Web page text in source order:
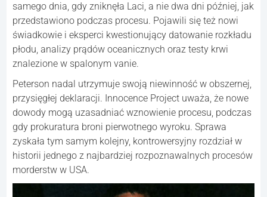
samego dnia, gdy zniknęła Laci, a nie dwa dni później, jak
przedstawiono podczas procesu. Pojawili się też nowi
świadkowie i eksperci kwestionujący datowanie rozkładu
płodu, analizy prądów oceanicznych oraz testy krwi
znalezione w spalonym vanie.
Peterson nadal utrzymuje swoją niewinność w obszernej,
przysięgłej deklaracji. Innocence Project uważa, że nowe
dowody mogą uzasadniać wznowienie procesu, podczas
gdy prokuratura broni pierwotnego wyroku. Sprawa
zyskała tym samym kolejny, kontrowersyjny rozdział w
historii jednego z najbardziej rozpoznawalnych procesów
morderstw w USA.